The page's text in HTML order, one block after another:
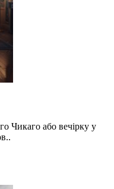
Чикаго або вечірку у